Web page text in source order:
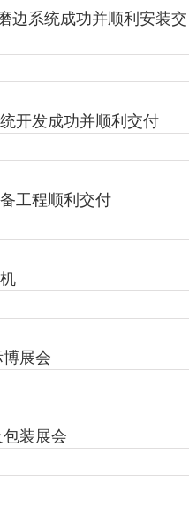
边系统成功并顺利安装交
开发成功并顺利交付
工程顺利交付
展会
装展会